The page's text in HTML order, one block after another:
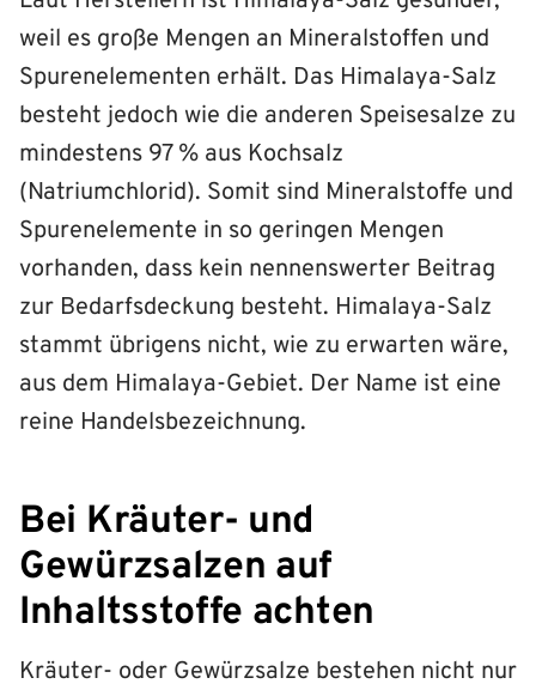
weil es große Mengen an Mineralstoffen und
Spurenelementen erhält. Das Himalaya-Salz
besteht jedoch wie die anderen Speisesalze zu
mindestens 97 % aus Kochsalz
(Natriumchlorid). Somit sind Mineralstoffe und
Spurenelemente in so geringen Mengen
vorhanden, dass kein nennenswerter Beitrag
zur Bedarfsdeckung besteht. Himalaya-Salz
stammt übrigens nicht, wie zu erwarten wäre,
aus dem Himalaya-Gebiet. Der Name ist eine
reine Handelsbezeichnung.
Bei Kräuter- und
Gewürzsalzen auf
Inhaltsstoffe achten
Kräuter- oder Gewürzsalze bestehen nicht nur